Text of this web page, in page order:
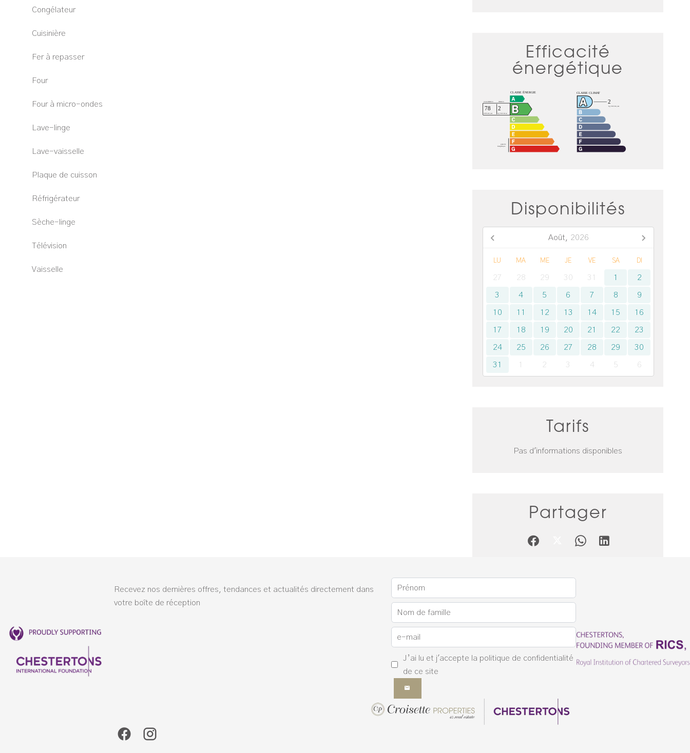
Congélateur
Cuisinière
Fer à repasser
Four
Four à micro-ondes
Lave-linge
Lave-vaisselle
Plaque de cuisson
Réfrigérateur
Sèche-linge
Télévision
Vaisselle
Efficacité
énergétique
Disponibilités
Août, 2026
LU MA ME JE VE SA DI
27 28 29 30 31 1 2
3 4 5 6 7 8 9
10 11 12 13 14 15 16
17 18 19 20 21 22 23
24 25 26 27 28 29 30
31 1 2 3 4 5 6
Tarifs
Pas d'informations disponibles
Partager
Recevez nos dernières offres, tendances et actualités directement dans
votre boîte de réception
J’ai lu et j'accepte la politique de confidentialité
de ce site